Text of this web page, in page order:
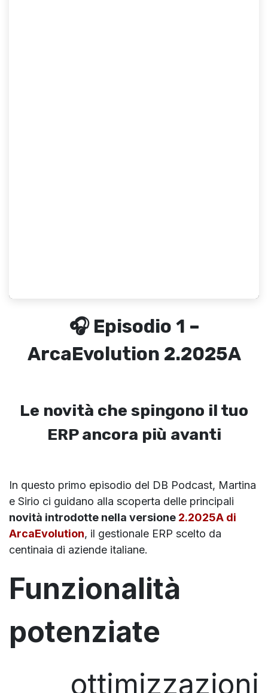
🎧 Episodio 1 –
ArcaEvolution 2.2025A
Le novità che spingono il tuo
ERP ancora più avanti
In questo primo episodio del DB Podcast, Martina
e Sirio ci guidano alla scoperta delle principali
novità introdotte nella versione 2.2025A di
ArcaEvolution, il gestionale ERP scelto da
centinaia di aziende italiane.
Funzionalità
potenziate
ottimizzazioni